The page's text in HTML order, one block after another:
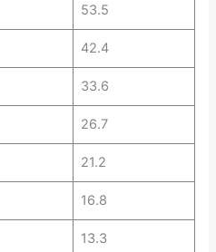
53.5
42.4
33.6
26.7
21.2
16.8
13.3